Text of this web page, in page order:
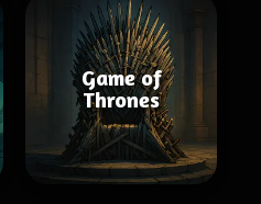
Game of
Thrones